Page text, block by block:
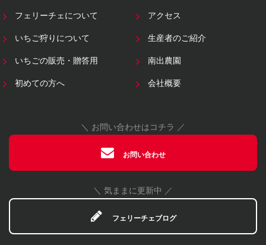
フェリーチェについて
いちご狩りについて
いちごの販売・贈答用
初めての方へ
アクセス
生産者のご紹介
南出農園
会社概要
＼ お問い合わせはコチラ ／
お問い合わせ
＼ 気ままに更新中 ／
フェリーチェブログ